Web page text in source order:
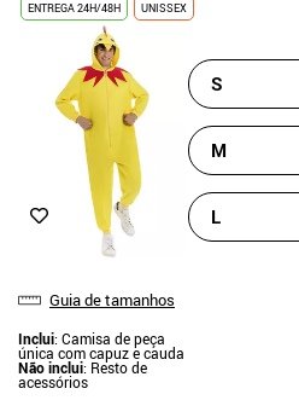
ENTREGA 24H/48H UNISSEX
Guia de tamanhos
Inclui: Camisa de peça
única com capuz e cauda
Não inclui: Resto de
acessórios
S
M
L